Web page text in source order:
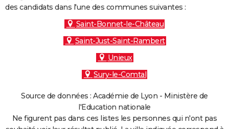
des candidats dans l'une des communes suivantes :
Saint-Bonnet-le-Château
Saint-Just-Saint-Rambert
Unieux
Sury-le-Comtal
Source de données : Académie de Lyon - Ministère de
l'Education nationale
Ne figurent pas dans ces listes les personnes qui n'ont pas